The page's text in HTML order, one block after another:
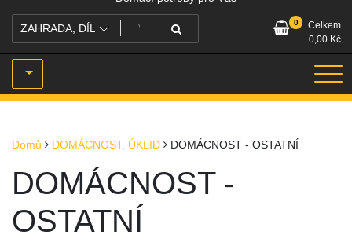
0
Celkem
0,00 Kč
Domů DOMÁCNOST, ÚKLID DOMÁCNOST - OSTATNÍ
DOMÁCNOST -
OSTATNÍ